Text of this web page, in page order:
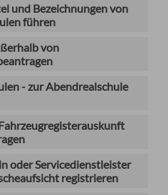
und Bezeichnungen von
führen
von
- zur Abendrealschule
oder Servicedienstleister
registrieren